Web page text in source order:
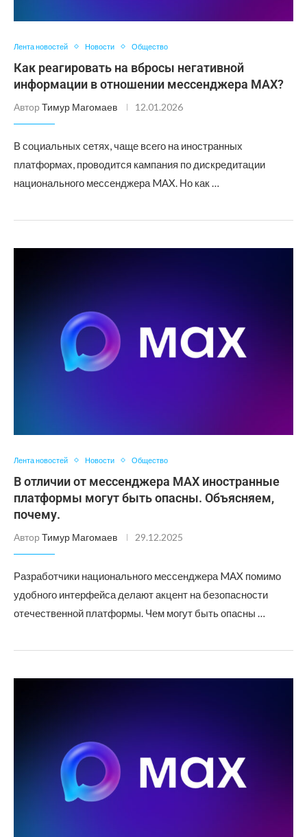
Лента новостей Новости Общество
Как реагировать на вбросы негативной
информации в отношении мессенджера MAX?
Автор Тимур Магомаев 12.01.2026
В социальных сетях, чаще всего на иностранных
платформах, проводится кампания по дискредитации
национального мессенджера MAX. Но как …
Лента новостей Новости Общество
В отличии от мессенджера MAX иностранные
платформы могут быть опасны. Объясняем,
почему.
Автор Тимур Магомаев 29.12.2025
Разработчики национального мессенджера MAX помимо
удобного интерфейса делают акцент на безопасности
отечественной платформы. Чем могут быть опасны …